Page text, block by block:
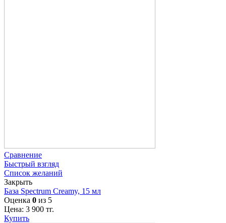
Сравнение
Быстрый взгляд
Список желаний
Закрыть
База Spectrum Creamy, 15 мл
Оценка 0 из 5
Цена: 3 900 тг.
Купить